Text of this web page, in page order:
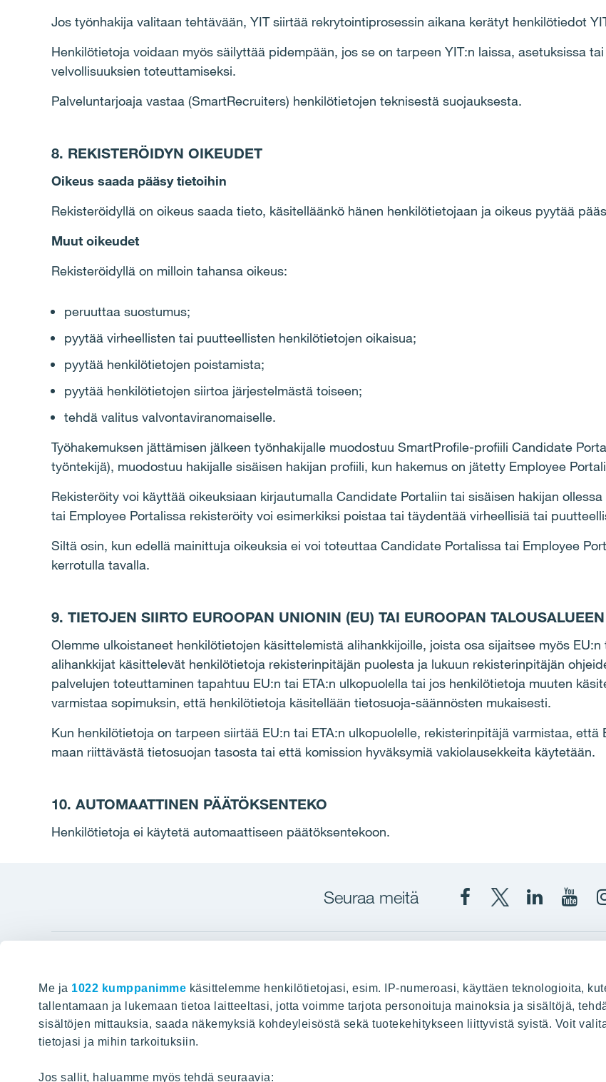
Me ja 1022 kumppanimme käsittelemme henkilötietojasi, esim. IP-numeroasi, käyttäen teknologioita,
tallentamaan ja lukemaan tietoa laitteeltasi, jotta voimme tarjota personoituja mainoksia ja sisältöjä,
sisältöjen mittauksia, saada näkemyksiä kohdeyleisöstä sekä tuotekehitykseen liittyvistä syistä. Voit
tietojasi ja mihin tarkoituksiin.
Jos sallit, haluamme myös tehdä seuraavia:
Jos työnhakija valitaan tehtävään, YIT siirtää rekrytointiprosessin aikana kerätyt henkilötiedot
Henkilötietoja voidaan myös säilyttää pidempään, jos se on tarpeen YIT:n laissa, asetuksissa
velvollisuuksien toteuttamiseksi.
Palveluntarjoaja vastaa (SmartRecruiters) henkilötietojen teknisestä suojauksesta.
8. REKISTERÖIDYN OIKEUDET
Oikeus saada pääsy tietoihin
Rekisteröidyllä on oikeus saada tieto, käsitelläänkö hänen henkilötietojaan ja oikeus pyytää
Muut oikeudet
Rekisteröidyllä on milloin tahansa oikeus:
peruuttaa suostumus;
pyytää virheellisten tai puutteellisten henkilötietojen oikaisua;
pyytää henkilötietojen poistamista;
pyytää henkilötietojen siirtoa järjestelmästä toiseen;
tehdä valitus valvontaviranomaiselle.
Työhakemuksen jättämisen jälkeen työnhakijalle muodostuu SmartProfile-profiili Candidate
työntekijä), muodostuu hakijalle sisäisen hakijan profiili, kun hakemus on jätetty Employee
Rekisteröity voi käyttää oikeuksiaan kirjautumalla Candidate Portaliin tai sisäisen hakijan
tai Employee Portalissa rekisteröity voi esimerkiksi poistaa tai täydentää virheellisiä tai
Siltä osin, kun edellä mainittuja oikeuksia ei voi toteuttaa Candidate Portalissa tai Employee
kerrotulla tavalla.
9. TIETOJEN SIIRTO EUROOPAN UNIONIN (EU) TAI EUROOPAN
Olemme ulkoistaneet henkilötietojen käsittelemistä alihankkijoille, joista osa sijaitsee myös
alihankkijat käsittelevät henkilötietoja rekisterinpitäjän puolesta ja lukuun rekisterinpitäjän
palvelujen toteuttaminen tapahtuu EU:n tai ETA:n ulkopuolella tai jos henkilötietoja muuten
varmistaa sopimuksin, että henkilötietoja käsitellään tietosuoja-säännösten mukaisesti.
Kun henkilötietoja on tarpeen siirtää EU:n tai ETA:n ulkopuolelle, rekisterinpitäjä varmistaa,
maan riittävästä tietosuojan tasosta tai että komission hyväksymiä vakiolausekkeita käytetään.
10. AUTOMAATTINEN PÄÄTÖKSENTEKO
Henkilötietoja ei käytetä automaattiseen päätöksentekoon.
Seuraa meitä
YITYIT
Hyvin rakennettu huominen
HAKU
Tietoa YIT:stä
Töihin meille
Projektit
Myytävät asunnot
Vuokrattavat toimitilat